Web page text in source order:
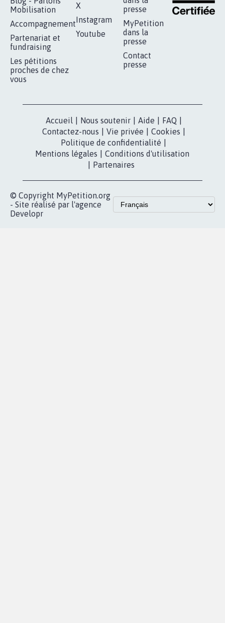
Mobilisation
Accompagnement
Partenariat et
fundraising
Les pétitions
proches de chez
vous
X
Instagram
Youtube
presse
MyPetition
dans la
presse
Contact
presse
Accueil Nous soutenir Aide FAQ
Contactez-nous
Vie privée Cookies
Politique de confidentialité
Mentions légales
Conditions d'utilisation
Partenaires
© Copyright MyPetition.org
- Site réalisé par l'agence
Developr